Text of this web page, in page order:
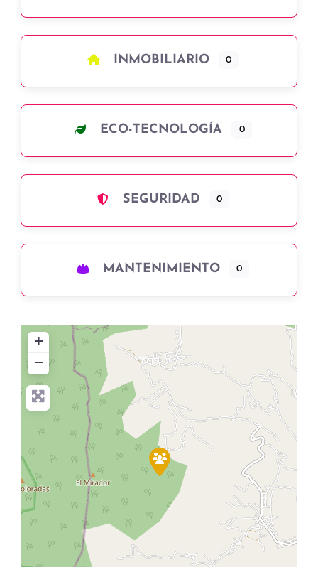
INMOBILIARIO 0
ECO-TECNOLOGÍA 0
SEGURIDAD 0
MANTENIMIENTO 0
+
−